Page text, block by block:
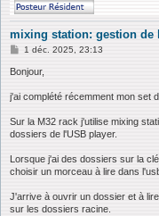
mixing station: gestion de
M
s
a
g
1 déc. 2025, 23:13
Bonjour,
j'ai complété récemment mon set
Sur la M32 rack j'utilise mixing
dossiers de l'USB player.
Lorsque j'ai des dossiers sur la
choisir un morceau à lire dans
J'arrive à ouvrir un dossier et à
sur les dossiers racine.